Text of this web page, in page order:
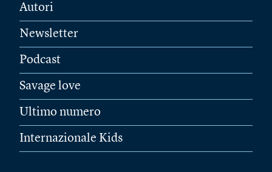
Autori
Newsletter
Podcast
Savage love
Ultimo numero
Internazionale Kids